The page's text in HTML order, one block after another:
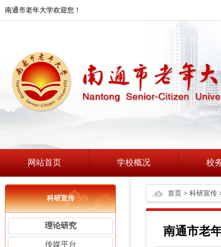
南通市老年大学欢迎您！
网站首页 学校概况 校
科研宣传
理论研究
传媒平台
首页 > 科研宣传